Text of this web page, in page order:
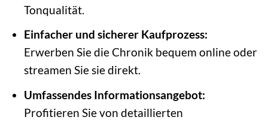
Tonqualität.
Einfacher und sicherer Kaufprozess:
Erwerben Sie die Chronik bequem online oder
streamen Sie sie direkt.
Umfassendes Informationsangebot:
Profitieren Sie von detaillierten